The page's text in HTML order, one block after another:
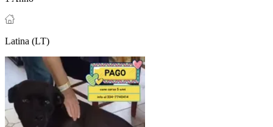
Latina (LT)